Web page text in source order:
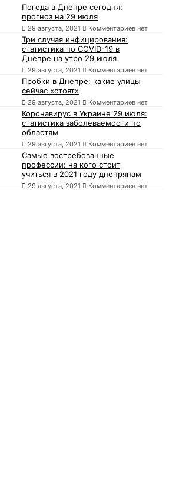
Погода в Днепре сегодня:
прогноз на 29 июля
29 августа, 2021 Комментариев нет
Три случая инфицирования:
статистика по COVID-19 в
Днепре на утро 29 июля
29 августа, 2021 Комментариев нет
Пробки в Днепре: какие улицы
сейчас «стоят»
29 августа, 2021 Комментариев нет
Коронавирус в Украине 29 июля:
статистика заболеваемости по
областям
29 августа, 2021 Комментариев нет
Самые востребованные
профессии: на кого стоит
учиться в 2021 году днепрянам
29 августа, 2021 Комментариев нет